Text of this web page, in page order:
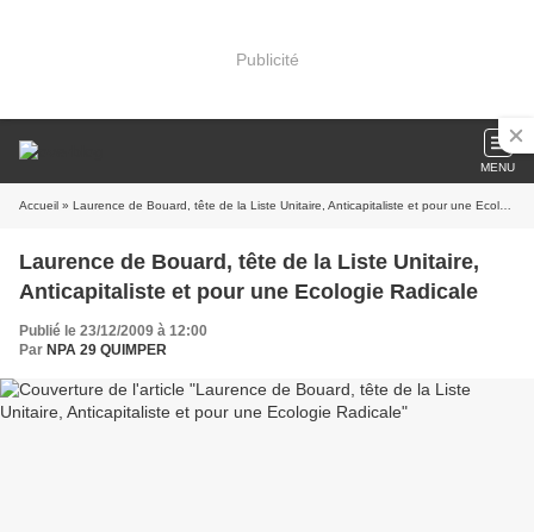
Publicité
MENU
Accueil » Laurence de Bouard, tête de la Liste Unitaire, Anticapitaliste et pour une Ecologie Radicale
Laurence de Bouard, tête de la Liste Unitaire,
Anticapitaliste et pour une Ecologie Radicale
Publié le 23/12/2009 à 12:00
Par NPA 29 QUIMPER